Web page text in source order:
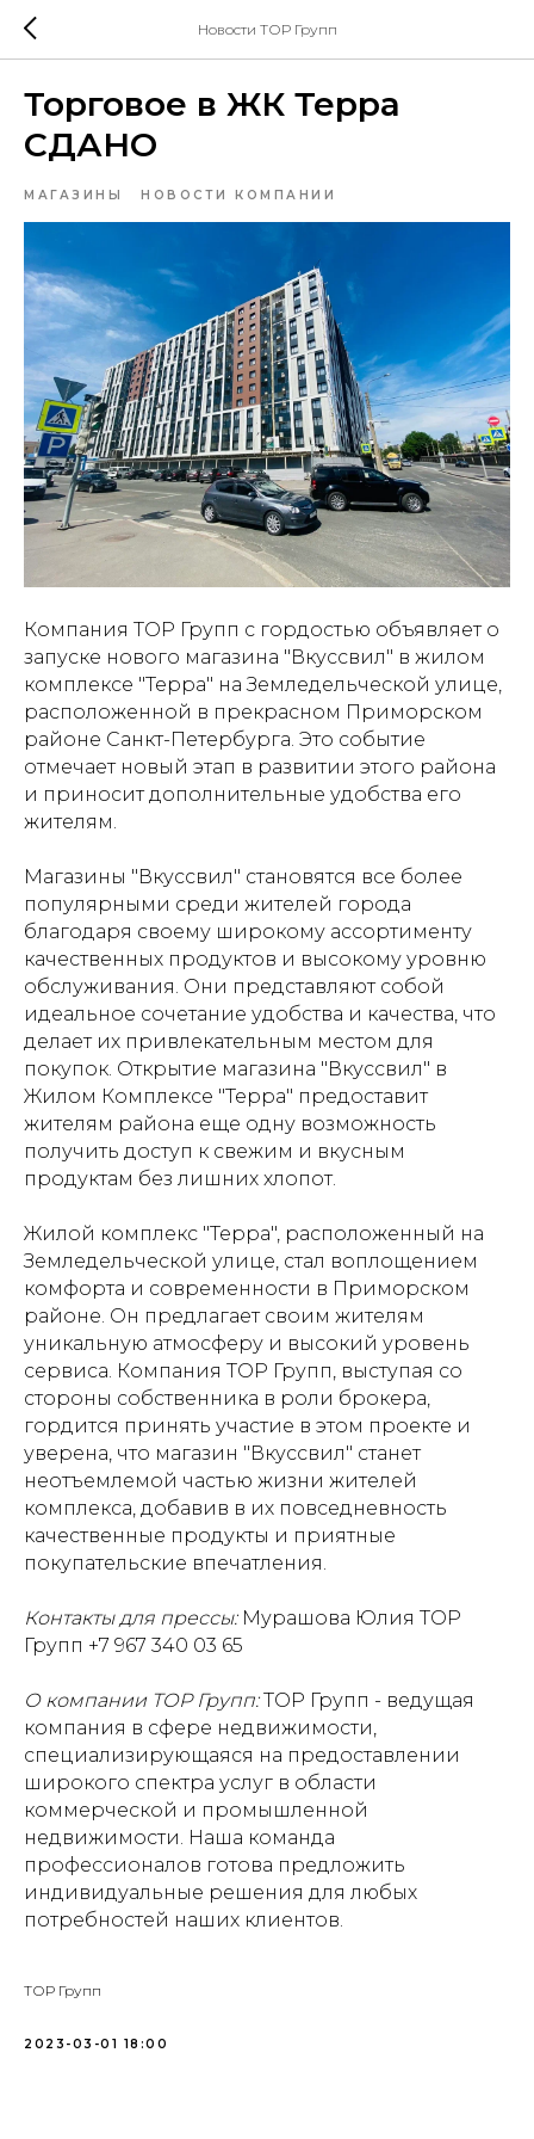
Новости ТОР Групп
Торговое в ЖК Терра
СДАНО
МАГАЗИНЫ НОВОСТИ КОМПАНИИ
Компания ТОР Групп с гордостью объявляет о
запуске нового магазина "Вкуссвил" в жилом
комплексе "Терра" на Земледельческой улице,
расположенной в прекрасном Приморском
районе Санкт-Петербурга. Это событие
отмечает новый этап в развитии этого района
и приносит дополнительные удобства его
жителям.
Магазины "Вкуссвил" становятся все более
популярными среди жителей города
благодаря своему широкому ассортименту
качественных продуктов и высокому уровню
обслуживания. Они представляют собой
идеальное сочетание удобства и качества, что
делает их привлекательным местом для
покупок. Открытие магазина "Вкуссвил" в
Жилом Комплексе "Терра" предоставит
жителям района еще одну возможность
получить доступ к свежим и вкусным
продуктам без лишних хлопот.
Жилой комплекс "Терра", расположенный на
Земледельческой улице, стал воплощением
комфорта и современности в Приморском
районе. Он предлагает своим жителям
уникальную атмосферу и высокий уровень
сервиса. Компания ТОР Групп, выступая со
стороны собственника в роли брокера,
гордится принять участие в этом проекте и
уверена, что магазин "Вкуссвил" станет
неотъемлемой частью жизни жителей
комплекса, добавив в их повседневность
качественные продукты и приятные
покупательские впечатления.
Контакты для прессы:Мурашова Юлия ТОР
Групп +7 967 340 03 65
О компании ТОР Групп:ТОР Групп - ведущая
компания в сфере недвижимости,
специализирующаяся на предоставлении
широкого спектра услуг в области
коммерческой и промышленной
недвижимости. Наша команда
профессионалов готова предложить
индивидуальные решения для любых
потребностей наших клиентов.
ТОР Групп
2023-03-01 18:00